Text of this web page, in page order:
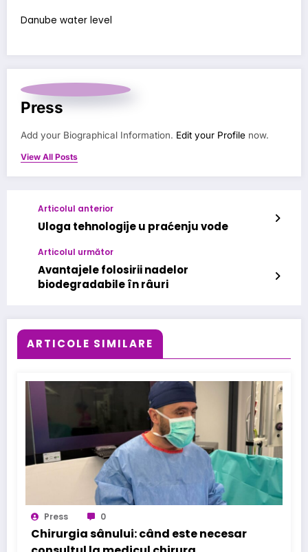
Danube water level
Press
Add your Biographical Information. Edit your Profile now.
View All Posts
Articolul anterior
Uloga tehnologije u praćenju vode
Articolul următor
Avantajele folosirii nadelor
biodegradabile în râuri
ARTICOLE SIMILARE
Press 0
Chirurgia sânului: când este necesar